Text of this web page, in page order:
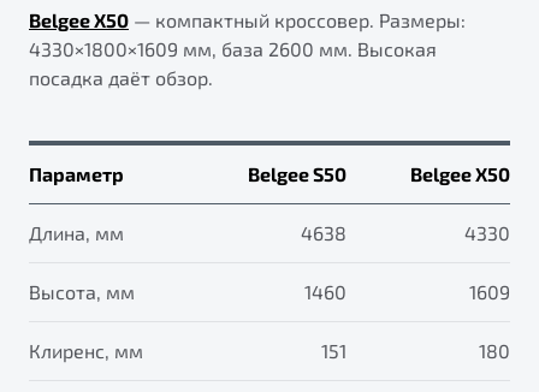
X70
от 2 499 990 ₽*
Обзор
Автомобили в наличии
Тест-драйв
Спецпредложения
Будьте еще более уверены на дорогах с программой
"Помощь на дорогах"
Преимущества программы
Калькулятор ТО
Belgee X50 — компактный кроссовер. Размеры:
4330×1800×1609 мм, база 2600 мм. Высокая
посадка даёт обзор.
Параметр Belgee S50 Belgee X50
Длина, мм 4638 4330
Высота, мм 1460 1609
Клиренс, мм 151 180